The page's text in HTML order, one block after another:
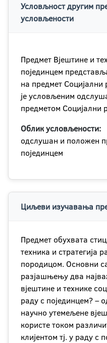
Условљност другим
условљености
Предмет Вјештине и
појединцем
на предмет Социјални
је условљеним
предметом Социјални
Облик условљености:
одслушан и положен
појединцем
Циљеви изучавања
Предмет обухвата
техника и стратегија
породицом. Основни
разјашњењу два
вјештине и технике
раду с појединцем? –
научно утемељене
користе током
клијентом тј. у раду с